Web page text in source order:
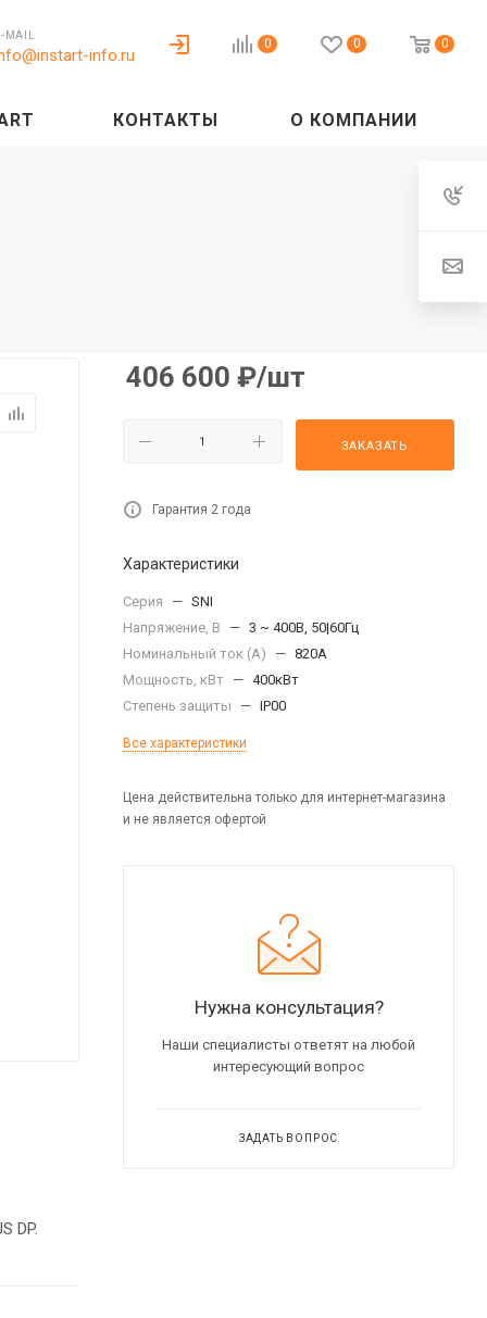
MAIL
info.ru
0 0 0
КОНТАКТЫ О КОМПАНИИ
DP.
406 600 ₽/шт
ЗАКАЗАТЬ
Гарантия 2 года
Характеристики
Серия — SNI
Напряжение, В
— 3 ~ 400В, 50|60Гц
Номинальный ток (А)
— 820А
Мощность, кВт — 400кВт
Степень защиты
— IP00
Все характеристики
Цена действительна только для интернет-магазина
и не является офертой
Нужна консультация?
Наши специалисты ответят на любой
интересующий вопрос
ЗАДАТЬ ВОПРОС